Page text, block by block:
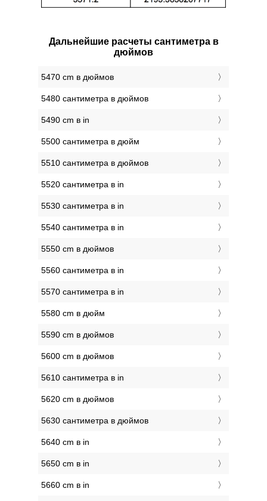
Дальнейшие расчеты сантиметра в
дюймов
5470 cm в дюймов
5480 сантиметра в дюймов
5490 cm в in
5500 сантиметра в дюйм
5510 сантиметра в дюймов
5520 сантиметра в in
5530 сантиметра в in
5540 сантиметра в in
5550 cm в дюймов
5560 сантиметра в in
5570 сантиметра в in
5580 cm в дюйм
5590 cm в дюймов
5600 cm в дюймов
5610 сантиметра в in
5620 cm в дюймов
5630 сантиметра в дюймов
5640 cm в in
5650 cm в in
5660 cm в in